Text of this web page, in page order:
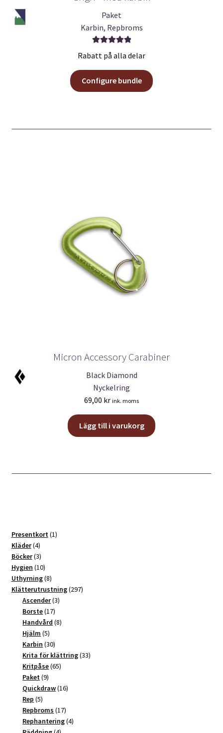
Paket
Karbin, Repbroms
5.00
Rabatt på alla delar
Configure bundle
Micron Accessory Carabiner
Black Diamond
Nyckelring
69,00 kr ink. moms
Lägg till i varukorg
Presentkort 11
Kläder 44
produkter
Böcker 33
produkter
Hygien 1010
produkter
Uthyrning 88
produkter
Klätterutrustning 297297
Ascender 33
Borste 1717
produkter
Handvård 88
Hjälm 55
produkter
Karbin 3030
produkter
Krita för klättring 3333
Kritpåse 6565
Paket 99
produkter
Quickdraw 1616
Rep 55
produkter
Repbroms 1717
produkter
Rephantering 44